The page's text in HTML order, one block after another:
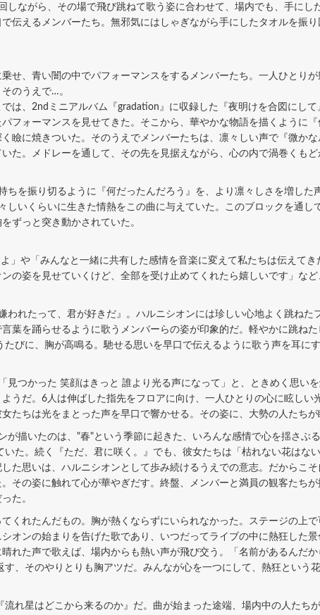
しながら、その場で飛び跳ねて歌う姿に合わせて、場内でも、手にし
伝えるメンバーたち。無邪気にはしゃぎながら手にしたタオルを振
せ、青い闇の中でパフォーマンスをするメンバーたち。一人ひとり
のうえで…。
は、2ndミニアルバム『gradation』に収録した『夜明けを合図にし
フォーマンスを見せてきた。そこから、華やかな物語を描くように
瞼に焼きついた。そのうえでメンバーたちは、凛々しい声で『微か
た。メドレーを通して、その先を見据えながら、心の内で渦巻くも
ちを振り切るように『何だったんだろう』を、より凛々しさを増した
しいくらいに生きた情熱をこの曲に与えていた。このブロックを通
ずっと突き動かされていた。
」や「みんなと一緒に共有した感情を音楽に変えて私たちは伝えて
の姿を見せていくけど、全部を受け止めてくれたら嬉しいです」など
われたって、君が好きだ』。ハルニシオンには珍しい心地よく跳ねた
葉を踊らせるように歌うメンバーらの姿が印象的だ。軽やかに跳ね
びに、胸が高鳴る。馳せる思いを早口で伝えるように歌う声を耳に
見つかった 笑顔はきっと 誰より光る声になって」と、ときめく思い
うだ。6人は伸ばした指先をフロアに向け、一人ひとりの心に眩しい
たちは光をまとった声を早口で響かせる。その姿に、大勢の人たちが
が描いたのは、"春"という季節に起きた、いろんな感情で心を揺さぶ
た。続く『ただ、君に咲く。』でも、彼女たちは「枯れない花はな
た思いは、ハルニシオンとして歩み続けるうえでの意志。だからこ
その姿に触れて心が華やぎだす。終盤、メンバーと満員の観客たち
た。
くれたんだもの。胸が熱くならずにいられなかった。ステージの上
オンの始まりを告げた歌であり、いつだってライブの中に熱狂した
れた声で歌えば、場内からも熱い声が飛び交う。「名前があるんだ
、そのやりとりも胸アツだ。みんなが心を一つにして、熱狂という
れ星はどこから来るのか』だ。曲が始まった途端、場内中の人たち